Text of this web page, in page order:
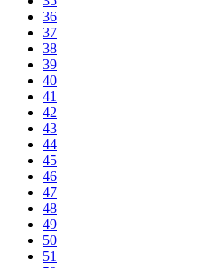
36
37
38
39
40
41
42
43
44
45
46
47
48
49
50
51